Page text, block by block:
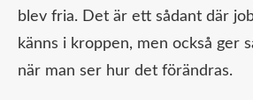
blev fria. Det är ett sådant där
känns i kroppen, men också ger
när man ser hur det förändras.